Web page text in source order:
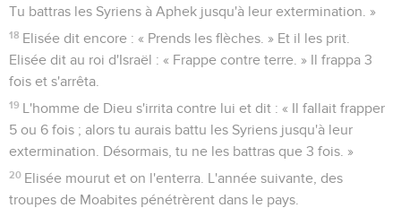
Tu battras les Syriens à Aphek jusqu'à leur extermination. »
18 Elisée dit encore : « Prends les flèches. » Et il les prit.
Elisée dit au roi d'Israël : « Frappe contre terre. » Il frappa 3
fois et s'arrêta.
19 L'homme de Dieu s'irrita contre lui et dit : « Il fallait frapper
5 ou 6 fois ; alors tu aurais battu les Syriens jusqu'à leur
extermination. Désormais, tu ne les battras que 3 fois. »
20 Elisée mourut et on l'enterra. L'année suivante, des
troupes de Moabites pénétrèrent dans le pays.